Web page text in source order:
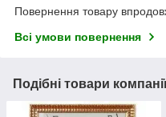
Повернення товару
Всі умови повернення
Подібні товари